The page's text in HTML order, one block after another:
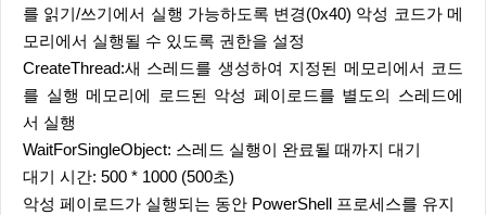
를 읽기/쓰기에서 실행 가능하도록 변경(0x40) 악성 코드가 메
모리에서 실행될 수 있도록 권한을 설정
CreateThread:새 스레드를 생성하여 지정된 메모리에서 코드
를 실행 메모리에 로드된 악성 페이로드를 별도의 스레드에
서 실행
WaitForSingleObject: 스레드 실행이 완료될 때까지 대기
대기 시간: 500 * 1000 (500초)
악성 페이로드가 실행되는 동안 PowerShell 프로세스를 유지